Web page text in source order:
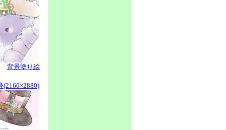
背景塗り絵
(2160×2880)